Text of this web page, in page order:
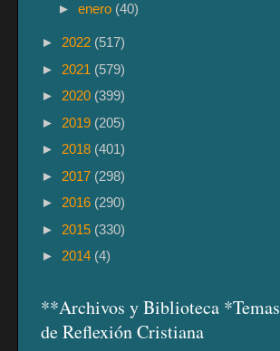
►enero (40)
► 2022 (517)
► 2021 (579)
► 2020 (399)
► 2019 (205)
► 2018 (401)
► 2017 (298)
► 2016 (290)
► 2015 (330)
► 2014 (4)
**Archivos y Biblioteca *Temas
de Reflexión Cristiana